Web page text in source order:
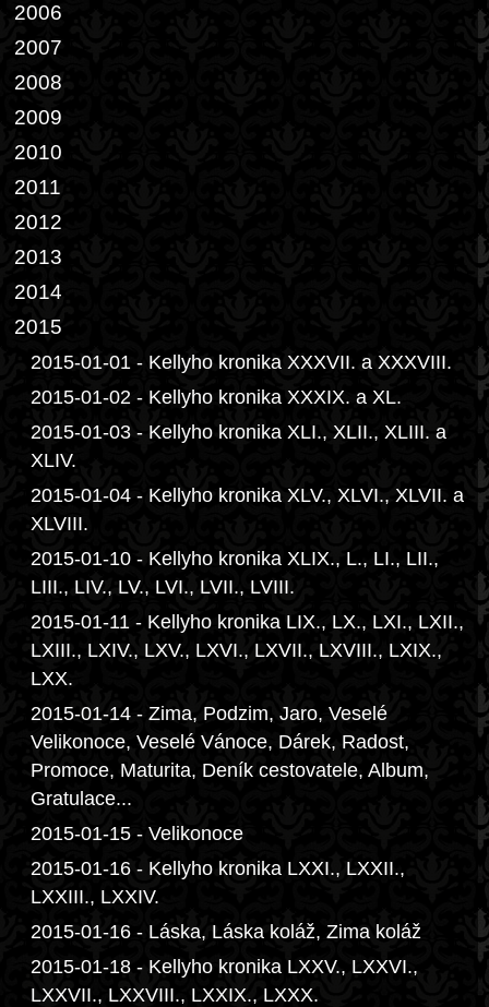
2006
2007
2008
2009
2010
2011
2012
2013
2014
2015
2015-01-01 - Kellyho kronika XXXVII. a XXXVIII.
2015-01-02 - Kellyho kronika XXXIX. a XL.
2015-01-03 - Kellyho kronika XLI., XLII., XLIII. a
XLIV.
2015-01-04 - Kellyho kronika XLV., XLVI., XLVII. a
XLVIII.
2015-01-10 - Kellyho kronika XLIX., L., LI., LII.,
LIII., LIV., LV., LVI., LVII., LVIII.
2015-01-11 - Kellyho kronika LIX., LX., LXI., LXII.,
LXIII., LXIV., LXV., LXVI., LXVII., LXVIII., LXIX.,
LXX.
2015-01-14 - Zima, Podzim, Jaro, Veselé
Velikonoce, Veselé Vánoce, Dárek, Radost,
Promoce, Maturita, Deník cestovatele, Album,
Gratulace...
2015-01-15 - Velikonoce
2015-01-16 - Kellyho kronika LXXI., LXXII.,
LXXIII., LXXIV.
2015-01-16 - Láska, Láska koláž, Zima koláž
2015-01-18 - Kellyho kronika LXXV., LXXVI.,
LXXVII., LXXVIII., LXXIX., LXXX.